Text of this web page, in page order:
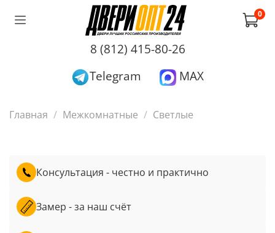
0
8 (812) 415-80-26
Telegram
MAX
Главная Межкомнатные Светлые
Консультация - честно и практично
Замер - за наш счёт